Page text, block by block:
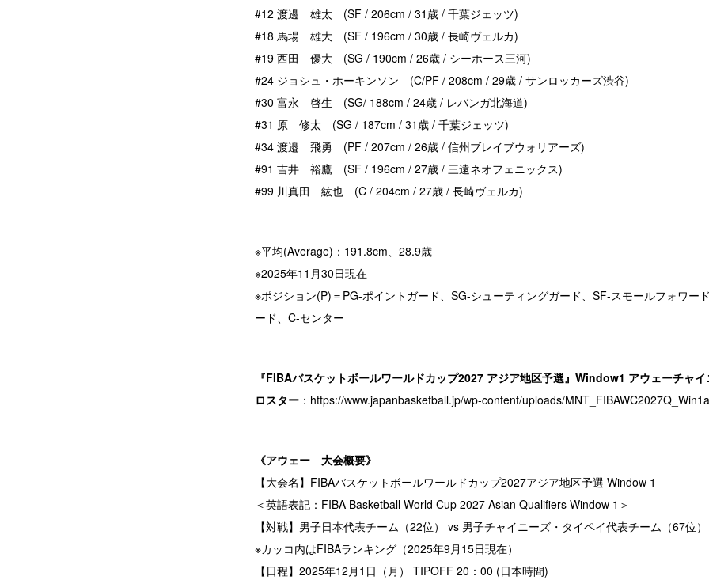
#12 渡邊 雄太 (SF / 206cm / 31歳 / 千葉ジェッツ)
#18 馬場 雄大 (SF / 196cm / 30歳 / 長崎ヴェルカ)
#19 西田 優大 (SG / 190cm / 26歳 / シーホース三河)
#24 ジョシュ・ホーキンソン (C/PF / 208cm / 29歳 / サンロッカーズ渋谷)
#30 富永 啓生 (SG/ 188cm / 24歳 / レバンガ北海道)
#31 原 修太 (SG / 187cm / 31歳 / 千葉ジェッツ)
#34 渡邉 飛勇 (PF / 207cm / 26歳 / 信州ブレイブウォリアーズ)
#91 吉井 裕鷹 (SF / 196cm / 27歳 / 三遠ネオフェニックス)
#99 川真田 紘也 (C / 204cm / 27歳 / 長崎ヴェルカ)
※平均(Average)：191.8cm、28.9歳
※2025年11月30日現在
※ポジション(P)＝PG-ポイントガード、SG-シューティングガード、SF-スモールフォワー
ード、C-センター
『FIBAバスケットボールワールドカップ2027 アジア地区予選』Window1 アウェーチャ
ロスター ： https://www.japanbasketball.jp/wp-content/uploads/
《アウェー 大会概要》
【大会名】FIBAバスケットボールワールドカップ2027アジア地区予選 Window 1
＜英語表記：FIBA Basketball World Cup 2027 Asian Qualifiers Window 1＞
【対戦】男子日本代表チーム（22位） vs 男子チャイニーズ・タイペイ代表チーム（67位）
※カッコ内はFIBAランキング（2025年9月15日現在）
【日程】2025年12月1日（月） TIPOFF 20：00 (日本時間)